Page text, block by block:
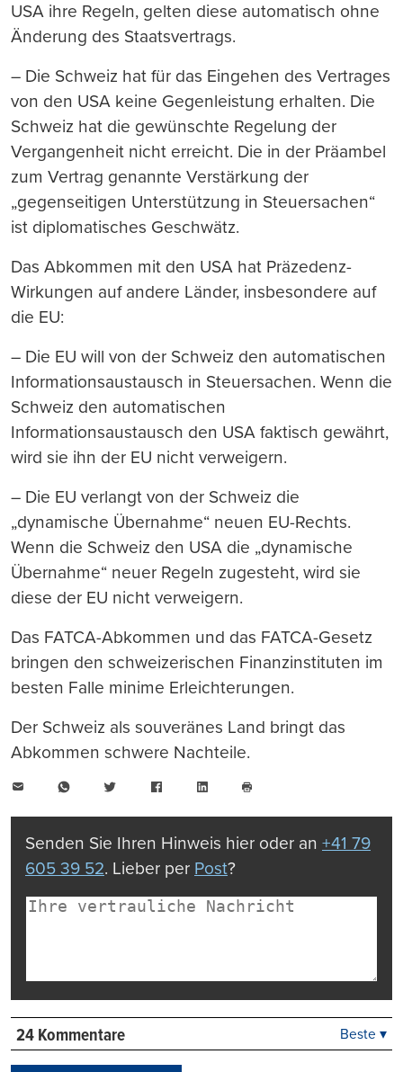
USA ihre Regeln, gelten diese automatisch ohne
Änderung des Staatsvertrags.
– Die Schweiz hat für das Eingehen des Vertrages
von den USA keine Gegenleistung erhalten. Die
Schweiz hat die gewünschte Regelung der
Vergangenheit nicht erreicht. Die in der Präambel
zum Vertrag genannte Verstärkung der
„gegenseitigen Unterstützung in Steuersachen“
ist diplomatisches Geschwätz.
Das Abkommen mit den USA hat Präzedenz-
Wirkungen auf andere Länder, insbesondere auf
die EU:
– Die EU will von der Schweiz den automatischen
Informationsaustausch in Steuersachen. Wenn die
Schweiz den automatischen
Informationsaustausch den USA faktisch gewährt,
wird sie ihn der EU nicht verweigern.
– Die EU verlangt von der Schweiz die
„dynamische Übernahme“ neuen EU-Rechts.
Wenn die Schweiz den USA die „dynamische
Übernahme“ neuer Regeln zugesteht, wird sie
diese der EU nicht verweigern.
Das FATCA-Abkommen und das FATCA-Gesetz
bringen den schweizerischen Finanzinstituten im
besten Falle minime Erleichterungen.
Der Schweiz als souveränes Land bringt das
Abkommen schwere Nachteile.
WhatsAppTwitter FacebookLinkedIn
drucken
Senden Sie Ihren Hinweis hier oder an +41 79
605 39 52. Lieber per Post?
24 Kommentare Beste ▾